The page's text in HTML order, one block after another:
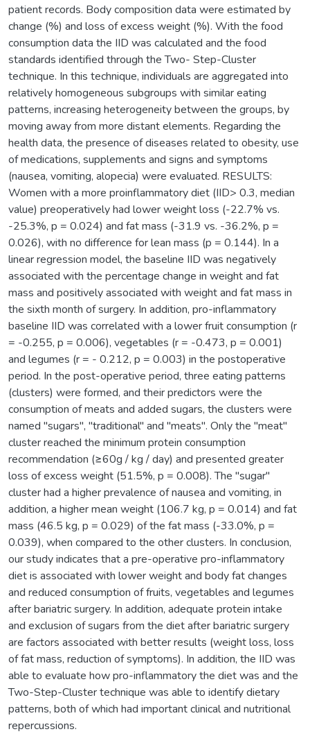
patient records. Body composition data were estimated by
change (%) and loss of excess weight (%). With the food
consumption data the IID was calculated and the food
standards identified through the Two- Step-Cluster
technique. In this technique, individuals are aggregated into
relatively homogeneous subgroups with similar eating
patterns, increasing heterogeneity between the groups, by
moving away from more distant elements. Regarding the
health data, the presence of diseases related to obesity, use
of medications, supplements and signs and symptoms
(nausea, vomiting, alopecia) were evaluated. RESULTS:
Women with a more proinflammatory diet (IID> 0.3, median
value) preoperatively had lower weight loss (-22.7% vs.
-25.3%, p = 0.024) and fat mass (-31.9 vs. -36.2%, p =
0.026), with no difference for lean mass (p = 0.144). In a
linear regression model, the baseline IID was negatively
associated with the percentage change in weight and fat
mass and positively associated with weight and fat mass in
the sixth month of surgery. In addition, pro-inflammatory
baseline IID was correlated with a lower fruit consumption (r
= -0.255, p = 0.006), vegetables (r = -0.473, p = 0.001)
and legumes (r = - 0.212, p = 0.003) in the postoperative
period. In the post-operative period, three eating patterns
(clusters) were formed, and their predictors were the
consumption of meats and added sugars, the clusters were
named "sugars", "traditional" and "meats". Only the "meat"
cluster reached the minimum protein consumption
recommendation (≥60g / kg / day) and presented greater
loss of excess weight (51.5%, p = 0.008). The "sugar"
cluster had a higher prevalence of nausea and vomiting, in
addition, a higher mean weight (106.7 kg, p = 0.014) and fat
mass (46.5 kg, p = 0.029) of the fat mass (-33.0%, p =
0.039), when compared to the other clusters. In conclusion,
our study indicates that a pre-operative pro-inflammatory
diet is associated with lower weight and body fat changes
and reduced consumption of fruits, vegetables and legumes
after bariatric surgery. In addition, adequate protein intake
and exclusion of sugars from the diet after bariatric surgery
are factors associated with better results (weight loss, loss
of fat mass, reduction of symptoms). In addition, the IID was
able to evaluate how pro-inflammatory the diet was and the
Two-Step-Cluster technique was able to identify dietary
patterns, both of which had important clinical and nutritional
repercussions.